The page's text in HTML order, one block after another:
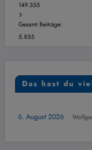
149.355
Gesamt Beiträge:
5.855
Das hast du
Wolfgang Thiemann